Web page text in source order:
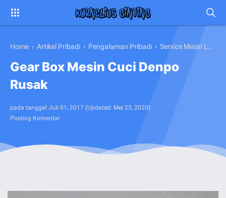
Home › Artikel Pribadi › Pengalaman Pribadi › Service Mesin Lainnya
Gear Box Mesin Cuci Denpo
Rusak
pada tanggal Juli 01, 2017 (Updated: Mei 23, 2020)
Posting Komentar